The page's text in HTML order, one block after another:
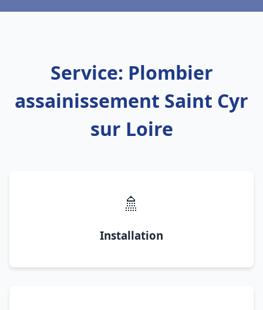
Service: Plombier
assainissement Saint Cyr
sur Loire
🚿
Installation